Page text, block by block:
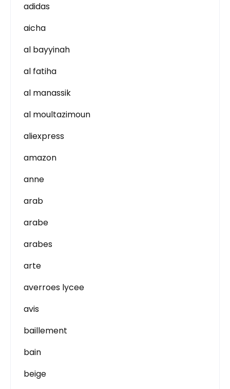
adidas
aicha
al bayyinah
al fatiha
al manassik
al moultazimoun
aliexpress
amazon
anne
arab
arabe
arabes
arte
averroes lycee
avis
baillement
bain
beige